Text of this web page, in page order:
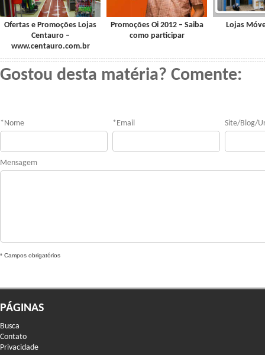
Ofertas e Promoções Lojas
Centauro –
www.centauro.com.br
Promoções Oi 2012 – Saiba
como participar
Lojas
Gostou desta matéria? Comente:
* Nome * Email Site/Blog/
Mensagem
* Campos obrigatórios
PÁGINAS
Busca
Contato
Privacidade